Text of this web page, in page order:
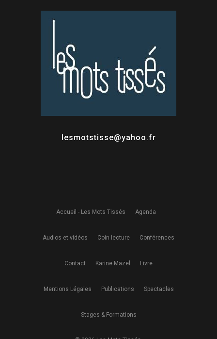
lesmotstisse@yahoo.fr
Accueil - Les Mots Tissés Agenda
Audios et vidéos Coin lecture Conférences
Contact Karine Mazel Livre
Mentions Légales Publications Spectacles
Stages & Formations